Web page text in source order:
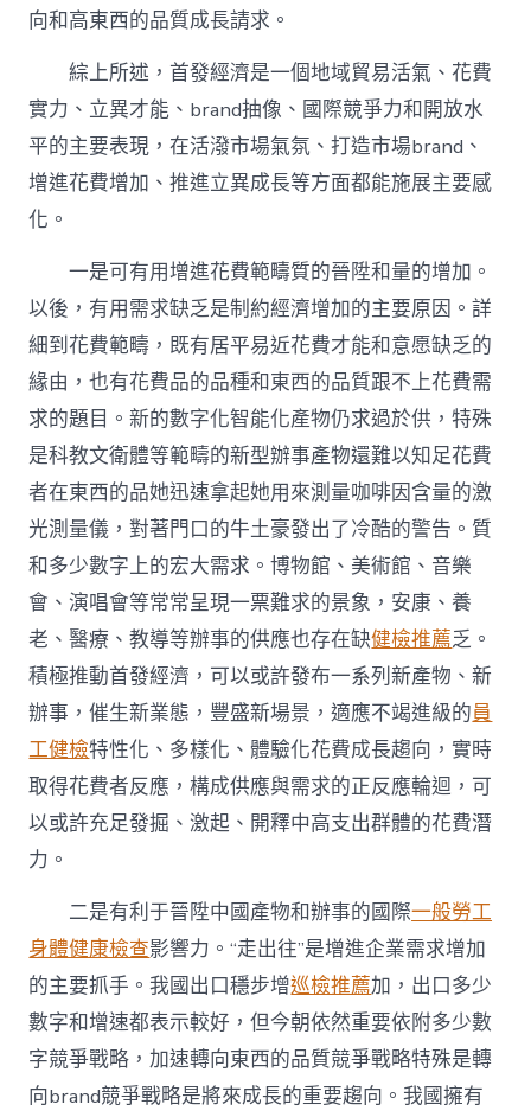
向和高東西的品質成長請求。
綜上所述，首發經濟是一個地域貿易活氣、花費
實力、立異才能、brand抽像、國際競爭力和開放水
平的主要表現，在活潑市場氣氛、打造市場brand、
增進花費增加、推進立異成長等方面都能施展主要感
化。
一是可有用增進花費範疇質的晉陞和量的增加。
以後，有用需求缺乏是制約經濟增加的主要原因。詳
細到花費範疇，既有居平易近花費才能和意愿缺乏的
緣由，也有花費品的品種和東西的品質跟不上花費需
求的題目。新的數字化智能化產物仍求過於供，特殊
是科教文衛體等範疇的新型辦事產物還難以知足花費
者在東西的品她迅速拿起她用來測量咖啡因含量的激
光測量儀，對著門口的牛土豪發出了冷酷的警告。質
和多少數字上的宏大需求。博物館、美術館、音樂
會、演唱會等常常呈現一票難求的景象，安康、養
老、醫療、教導等辦事的供應也存在缺健檢推薦乏。
積極推動首發經濟，可以或許發布一系列新產物、新
辦事，催生新業態，豐盛新場景，適應不竭進級的員
工健檢特性化、多樣化、體驗化花費成長趨向，實時
取得花費者反應，構成供應與需求的正反應輪迴，可
以或許充足發掘、激起、開釋中高支出群體的花費潛
力。
二是有利于晉陞中國產物和辦事的國際一般勞工
身體健康檢查影響力。“走出往”是增進企業需求增加
的主要抓手。我國出口穩步增巡檢推薦加，出口多少
數字和增速都表示較好，但今朝依然重要依附多少數
字競爭戰略，加速轉向東西的品質競爭戰略特殊是轉
向brand競爭戰略是將來成長的重要趨向。我國擁有